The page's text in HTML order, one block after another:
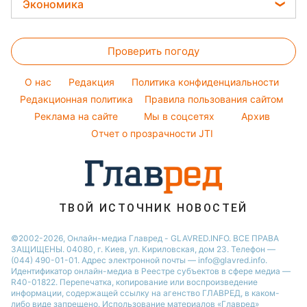
Новости Тернополя
Женские стрижки
София Ротару
Филипп Киркоров
Елена Зеленская
Ани Лорак
Кейт Миддлтон
Максим Галкин
Настя Каменских
Все о сале
Комнатные растения
Уборка
Авто
Экономика
Денежная помощь
Тарифы
Курс валют
Проверить погоду
O нас Редакция
Политика конфиденциальности
Редакционная политика
Правила пользования сайтом
Реклама на сайте
Мы в соцсетях
Архив
Отчет о прозрачности JTI
ТВОЙ ИСТОЧНИК НОВОСТЕЙ
©2002-2026, Онлайн-медиа Главред - GLAVRED.INFO. ВСЕ ПРАВА
ЗАЩИЩЕНЫ. 04080, г. Киев, ул. Кириловская, дом 23. Телефон —
(044) 490-01-01. Адрес электронной почты — info@glavred.info.
Идентификатор онлайн-медиа в Реестре cубъектов в сфере медиа —
R40-01822. Перепечатка, копирование или воспроизведение
информации, содержащей ссылку на агенство ГЛАВРЕД, в каком-
либо виде запрещено. Использование материалов «Главред»